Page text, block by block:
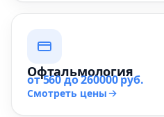
Офтальмология
от 560 до 260000 руб.
Смотреть цены